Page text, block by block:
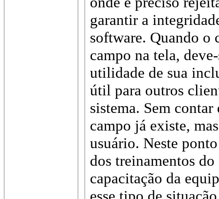
garantir a
software. Quando o
campo na tela,
utilidade de sua
útil para outros
sistema. Sem
campo já existe,
usuário. Neste
dos treinamentos
capacitação da